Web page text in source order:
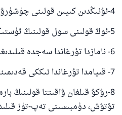
4-ئۇنىڭدىن كىيىن قولىنى چۈشۈرۋىتىش.
5-ئوڭ قولىنى سول قولىنىڭ ئۈستىگە قويۇش.
6- نامازدا تۇرغاندا سەجدە قىلىدىغان جايغا قاراپ تۇرۇش.
7- قىيامدا تۇرغاندا ئىككى قەدىمىنىڭ ئارىسىنى ئىچىپ تۇرۇش.
8-رۇكۇ قىلغان ۋاقىتتا قولىنىڭ
تۇتۇش، دۈمبىسىنى تەپ-تۈز